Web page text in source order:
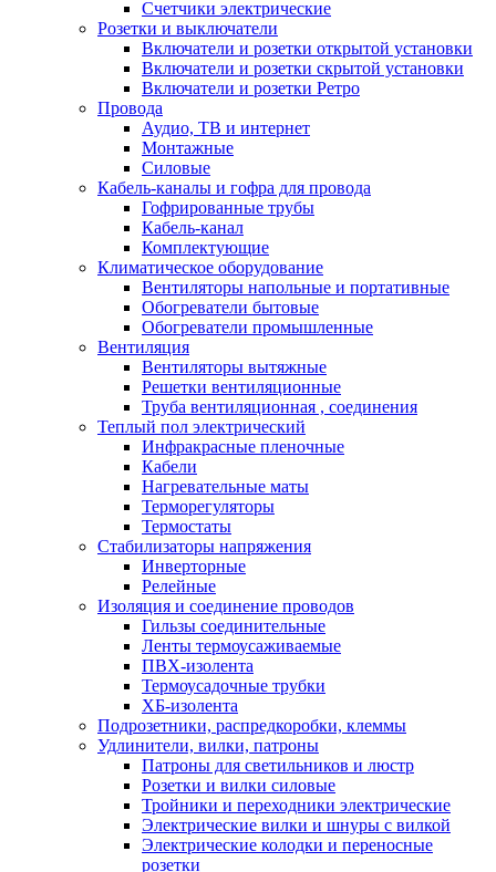
Счетчики электрические
Розетки и выключатели
Включатели и розетки открытой установки
Включатели и розетки скрытой установки
Включатели и розетки Ретро
Провода
Аудио, ТВ и интернет
Монтажные
Силовые
Кабель-каналы и гофра для провода
Гофрированные трубы
Кабель-канал
Комплектующие
Климатическое оборудование
Вентиляторы напольные и портативные
Обогреватели бытовые
Обогреватели промышленные
Вентиляция
Вентиляторы вытяжные
Решетки вентиляционные
Труба вентиляционная , соединения
Теплый пол электрический
Инфракрасные пленочные
Кабели
Нагревательные маты
Терморегуляторы
Термостаты
Стабилизаторы напряжения
Инверторные
Релейные
Изоляция и соединение проводов
Гильзы соединительные
Ленты термоусаживаемые
ПВХ-изолента
Термоусадочные трубки
ХБ-изолента
Подрозетники, распредкоробки, клеммы
Удлинители, вилки, патроны
Патроны для светильников и люстр
Розетки и вилки силовые
Тройники и переходники электрические
Электрические вилки и шнуры с вилкой
Электрические колодки и переносные
розетки